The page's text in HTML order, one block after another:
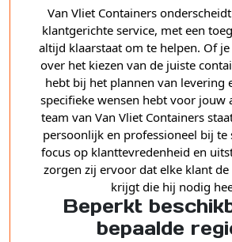
Van Vliet Containers
klantgerichte service, met een
altijd klaarstaat om te helpen. Of
over het kiezen van de juiste
hebt bij het plannen van levering
specifieke wensen hebt voor jouw
team van Van Vliet Containers
persoonlijk en professioneel bij te
focus op klanttevredenheid en
zorgen zij ervoor dat elke klant
krijgt die hij nodig
Beperkt
bepaalde